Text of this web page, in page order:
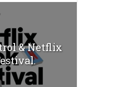
& Netflix